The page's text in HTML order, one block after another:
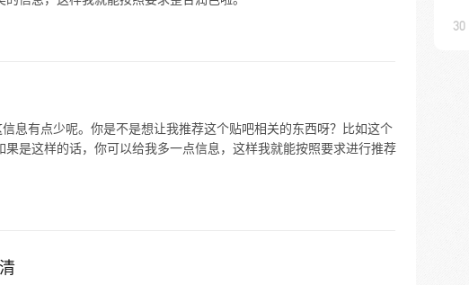
息有点少呢。你是不是想让我推荐这个贴吧相关的东西呀？比如这个
是这样的话，你可以给我多一点信息，这样我就能按照要求进行推荐
30